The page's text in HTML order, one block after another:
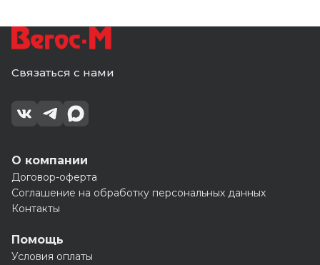
Связаться с нами
О компании
Договор-оферта
Соглашение на обработку персональных данных
Контакты
Помощь
Условия оплаты